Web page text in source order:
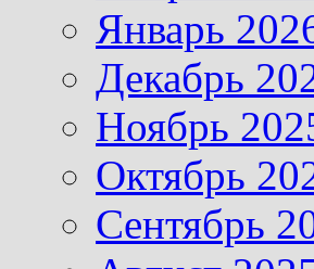
Январь
Декабрь
Ноябрь
Октябрь
Сентябрь